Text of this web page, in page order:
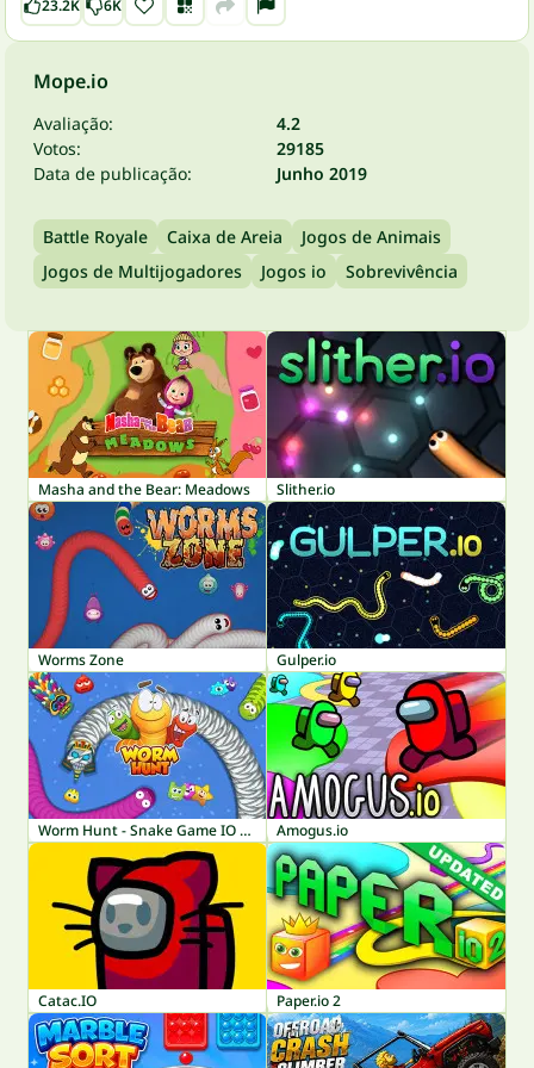
23.2K 6K
Mope.io
Avaliação:
4.2
Votos:
29185
Data de publicação:
Junho 2019
Battle Royale Caixa de Areia
Jogos de Animais
Jogos de Multijogadores
Jogos io Sobrevivência
Masha and the Bear: Meadows Slither.io
Worms Zone Gulper.io
Worm Hunt - Snake Game IO Zone Amogus.io
Catac.IO Paper.io 2